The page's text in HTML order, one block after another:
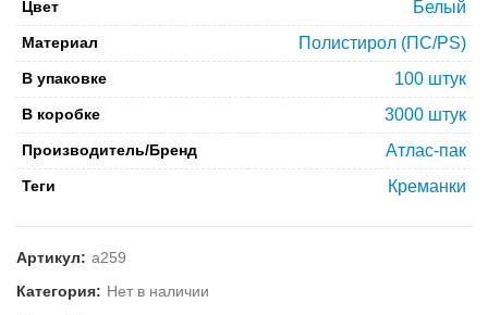
Цвет Белый
Материал Полистирол (ПС/PS)
В упаковке 100 штук
В коробке 3000 штук
Производитель/Бренд Атлас-пак
Теги Креманки
Артикул: а259
Категория: Нет в наличии